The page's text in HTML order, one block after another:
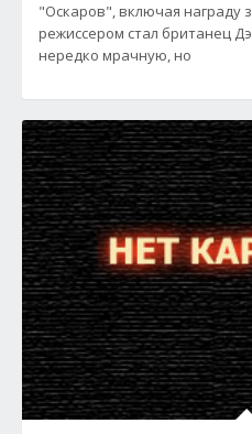
"Оскаров", включая награду
режиссером стал британец
нередко мрачную, но